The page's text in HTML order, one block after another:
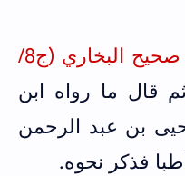
شرح صحيح البخاري (ج8/
قال ما رواه ابن
بن عبد الرحمن
فذكر نحوه.